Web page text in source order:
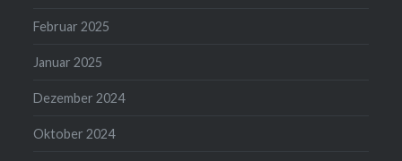
Februar 2025
Januar 2025
Dezember 2024
Oktober 2024